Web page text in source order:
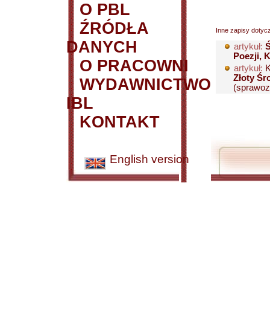
O PBL
ŹRÓDŁA
DANYCH
O PRACOWNI
WYDAWNICTWO
IBL
KONTAKT
English version
Inne zapisy
artykuł:
Poezji,
artykuł:
Złoty